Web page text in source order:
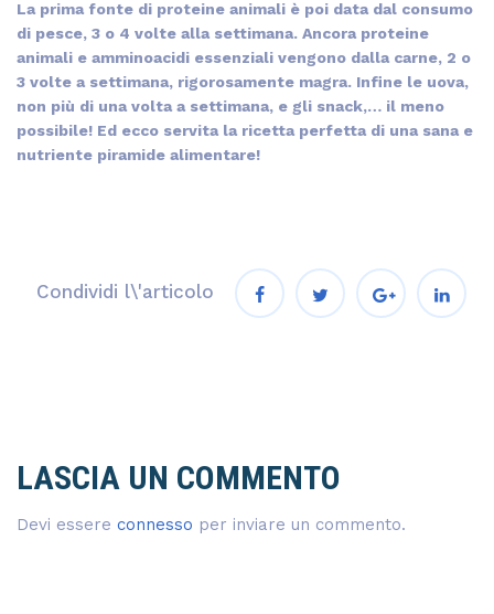
La prima fonte di proteine animali è poi data dal consumo
di pesce, 3 o 4 volte alla settimana. Ancora proteine
animali e amminoacidi essenziali vengono dalla carne, 2 o
3 volte a settimana, rigorosamente magra. Infine le uova,
non più di una volta a settimana, e gli snack,… il meno
possibile! Ed ecco servita la ricetta perfetta di una sana e
nutriente piramide alimentare!
Condividi l\'articolo
LASCIA UN COMMENTO
Devi essere connesso per inviare un commento.